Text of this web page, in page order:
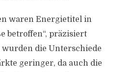
waren Energietitel in
betroffen“, präzisiert
wurden die Unterschiede
geringer, da auch die